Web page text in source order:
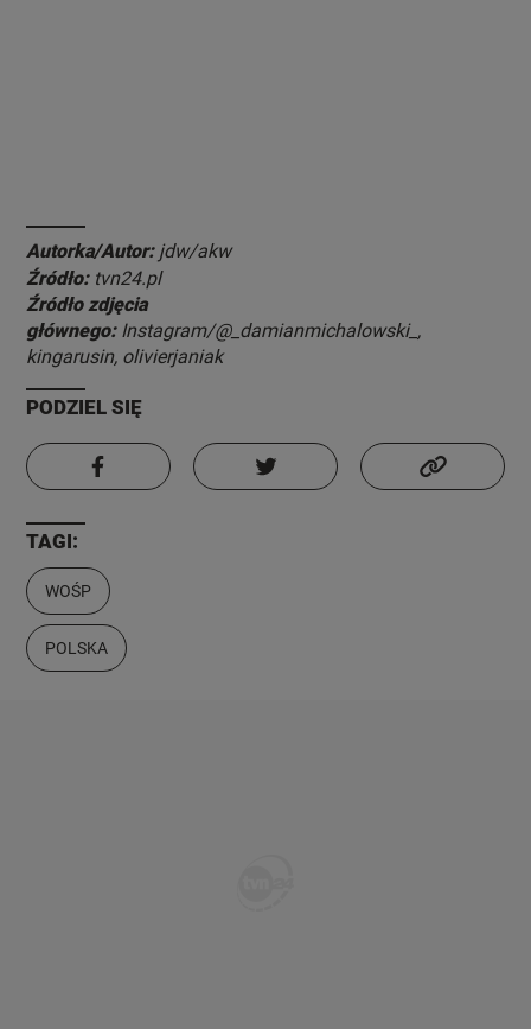
Autorka/Autor: jdw/akw
Źródło: tvn24.pl
Źródło zdjęcia
głównego: Instagram/@_damianmichalowski_,
kingarusin, olivierjaniak
PODZIEL SIĘ
TAGI:
WOŚP
POLSKA